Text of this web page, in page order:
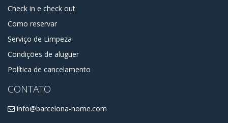
Check in e check out
Como reservar
Serviço de Limpeza
Condições de aluguer
Política de cancelamento
CONTATO
info@barcelona-home.com